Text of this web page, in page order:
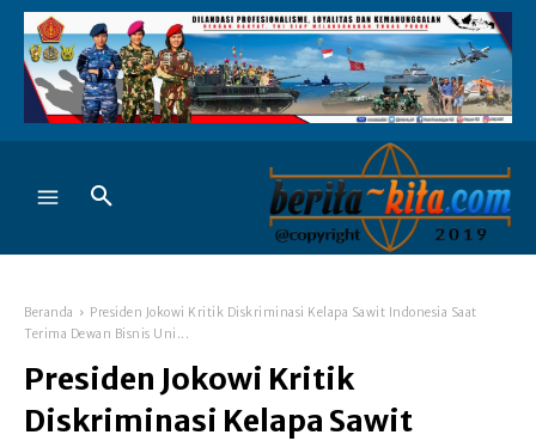
Beranda
Presiden Jokowi Kritik Diskriminasi Kelapa Sawit Indonesia Saat
Terima Dewan Bisnis Uni...
Presiden Jokowi Kritik
Diskriminasi Kelapa Sawit